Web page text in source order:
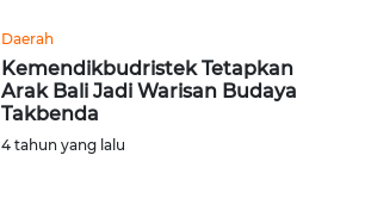
Daerah
Kemendikbudristek Tetapkan
Arak Bali Jadi Warisan Budaya
Takbenda
4 tahun yang lalu